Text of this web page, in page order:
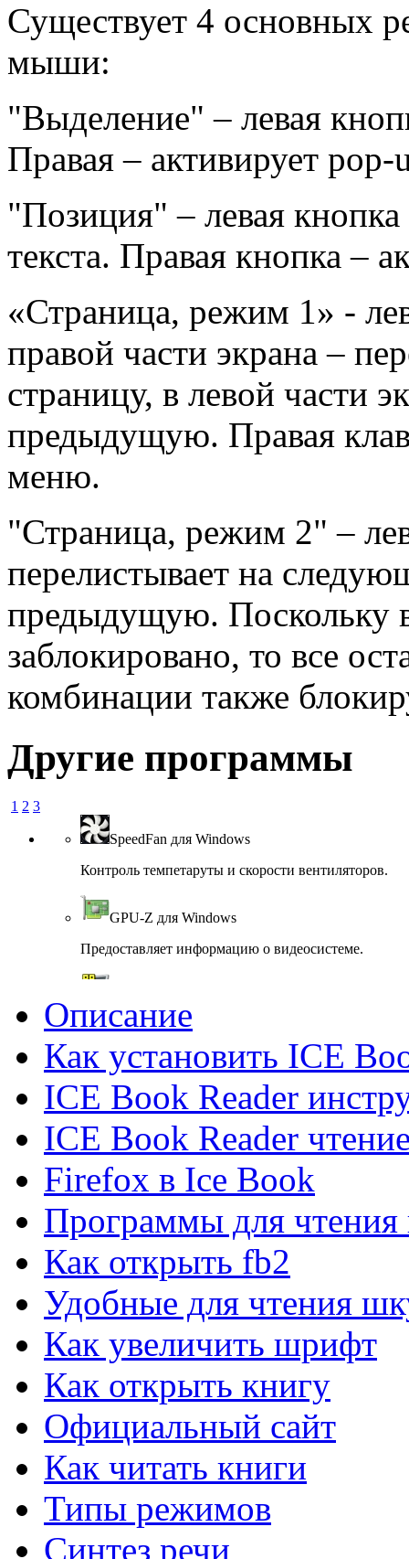
Существует 4 основных
мыши:
"Выделение" – левая
Правая – активирует
"Позиция" – левая
текста. Правая кнопка –
«Страница, режим 1» -
правой части экрана –
страницу, в левой части
предыдущую. Правая
меню.
"Страница, режим 2" –
перелистывает на
предыдущую. Поскольку
заблокировано, то все
комбинации также
Другие программы
1 2 3
SpeedFan для Windows
Контроль темпетаруты и скорости вентиляторов.
GPU-Z для Windows
Предоставляет информацию о видеосистеме.
Измерение частоты FPS
SIW для Windows
SIW- информация о компонентах компьютера.
CPU-Z для Windows
Сведения об установленном процессоре.
PerformanceTest для Windows
Тестирование всех компонентов компьютера.
AS SSD benchmark для Windows
AS SSD Benchmark измерит скорость SSD диска.
Speccy для Windows
Определения информации о системе и компьютере
CrystalDiskInfo для Windows
EVEREST Ultimate Edition...
Описание
Как установить ICE
ICE Book Reader
ICE Book Reader
Firefox в Ice Book
Программы для чтения
Как открыть fb2
Удобные для чтения
Как увеличить шрифт
Как открыть книгу
Официальный сайт
Как читать книги
Типы режимов
Синтез речи